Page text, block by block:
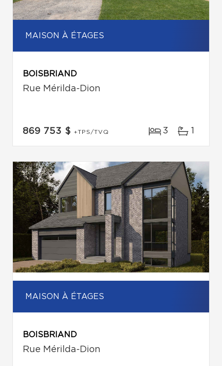
MAISON À ÉTAGES
BOISBRIAND
Rue Mérilda-Dion
869 753 $ +TPS/TVQ 3 1
MAISON À ÉTAGES
BOISBRIAND
Rue Mérilda-Dion